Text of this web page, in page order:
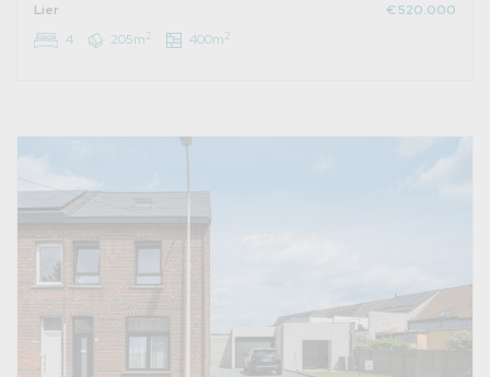
Lier
€ 520.000
4
205m2 400m2